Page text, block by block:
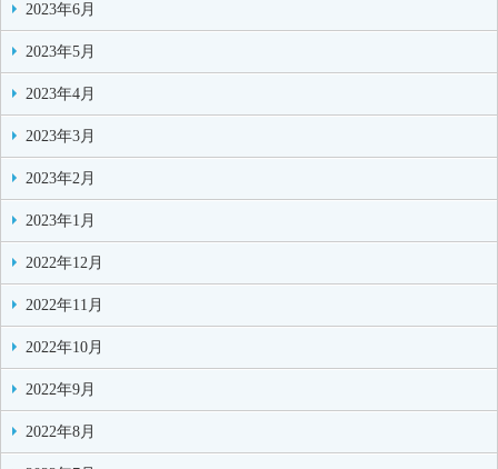
2023年6月
2023年5月
2023年4月
2023年3月
2023年2月
2023年1月
2022年12月
2022年11月
2022年10月
2022年9月
2022年8月